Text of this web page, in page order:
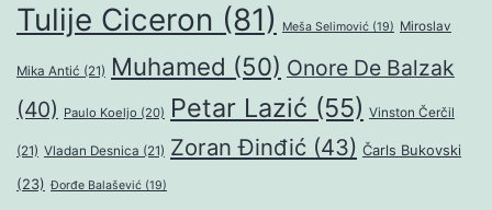
Tulije Ciceron (81) Meša Selimović (19) Miroslav
Mika Antić (21) Muhamed (50) Onore De Balzak
(40) Paulo Koeljo (20) Petar Lazić (55) Vinston Čerčil
(21) Vladan Desnica (21) Zoran Đinđić (43) Čarls Bukovski
(23) Đorđe Balašević (19)